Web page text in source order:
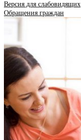
Версия для слабовидящих
Обращения граждан